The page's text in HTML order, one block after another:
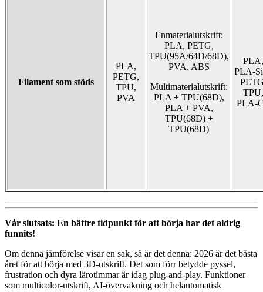
Filament som stöds
PLA,
PETG,
TPU,
PVA
Enmaterialutskrift:
PLA, PETG,
TPU(95A/64D/68D),
PVA, ABS
Multimaterialutskrift:
PLA + TPU(68D),
PLA + PVA,
TPU(68D) +
TPU(68D)
PLA,
PLA-
TPU,
PLA-
Vår slutsats: En bättre tidpunkt för att börja har det aldrig
funnits!
Om denna jämförelse visar en sak, så är det denna: 2026 är det bästa
året för att börja med 3D-utskrift. Det som förr betydde pyssel,
frustration och dyra lärotimmar är idag plug-and-play. Funktioner
som multicolor-utskrift, AI-övervakning och helautomatisk